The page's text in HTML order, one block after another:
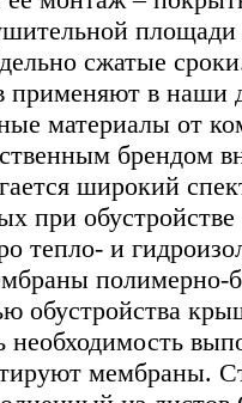
площади
сжатые
применяют в наши
материалы от
брендом
широкий
при
тепло- и
полимерно-
обустройства
необходимость
мембраны.